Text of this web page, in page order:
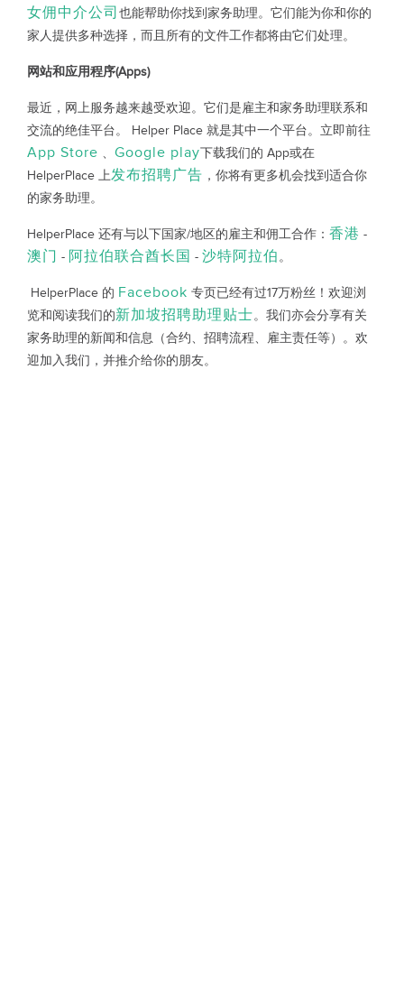
女佣中介公司 也能帮助你找到家务助理。它们能为你和你的
家人提供多种选择，而且所有的文件工作都将由它们处理。
网站和应用程序(Apps)
最近，网上服务越来越受欢迎。它们是雇主和家务助理联系和
交流的绝佳平台。 Helper Place 就是其中一个平台。立即前往
App Store 、 Google play下载我们的 App或在
HelperPlace 上发布招聘广告 ，你将有更多机会找到适合你
的家务助理。
HelperPlace 还有与以下国家/地区的雇主和佣工合作： 香港 -
澳门 - 阿拉伯联合酋长国 - 沙特阿拉伯。
HelperPlace 的 Facebook 专页已经有过17万粉丝！欢迎浏
览和阅读我们的新加坡招聘助理贴士。我们亦会分享有关
家务助理的新闻和信息（合约、招聘流程、雇主责任等）。欢
迎加入我们，并推介给你的朋友。